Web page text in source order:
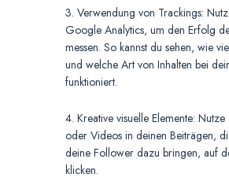
3. Verwendung von Trackings:
Google Analytics, um den Erfolg
messen. So kannst du sehen, wie
und welche Art von Inhalten bei
funktioniert.
4. Kreative visuelle Elemente:
oder Videos in deinen Beiträgen,
deine Follower dazu bringen, auf
klicken.